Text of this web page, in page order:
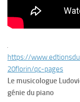
https://
20florin/qc-pages
Le musicologue
génie du piano